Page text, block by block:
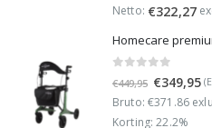
€499,95.
Netto: €322,27
out of 5
€449,95
prijs
was:
€349,95
Bruto: €371.86
Korting: 22.2%